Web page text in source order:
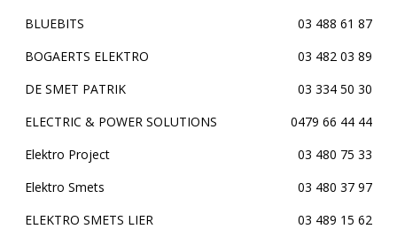
BLUEBITS
03 488 61 87
BOGAERTS ELEKTRO
03 482 03 89
DE SMET PATRIK
03 334 50 30
ELECTRIC & POWER SOLUTIONS
0479 66 44 44
Elektro Project
03 480 75 33
Elektro Smets
03 480 37 97
ELEKTRO SMETS LIER
03 489 15 62